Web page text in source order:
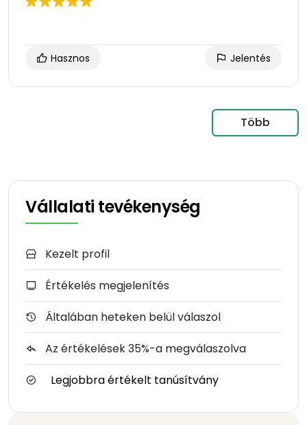
Hasznos Jelentés
Több
Vállalati tevékenység
Kezelt profil
Értékelés megjelenítés
Általában heteken belül válaszol
Az értékelések 35%-a megválaszolva
Legjobbra értékelt tanúsítvány